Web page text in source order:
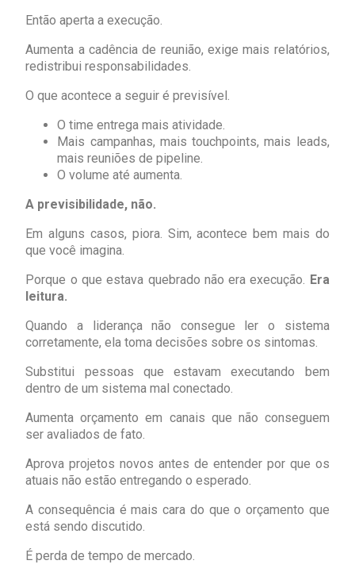
Então aperta a execução.
Aumenta a cadência de reunião, exige mais relatórios,
redistribui responsabilidades.
O que acontece a seguir é previsível.
O time entrega mais atividade.
Mais campanhas, mais touchpoints, mais leads,
mais reuniões de pipeline.
O volume até aumenta.
A previsibilidade, não.
Em alguns casos, piora. Sim, acontece bem mais do
que você imagina.
Porque o que estava quebrado não era execução. Era
leitura.
Quando a liderança não consegue ler o sistema
corretamente, ela toma decisões sobre os sintomas.
Substitui pessoas que estavam executando bem
dentro de um sistema mal conectado.
Aumenta orçamento em canais que não conseguem
ser avaliados de fato.
Aprova projetos novos antes de entender por que os
atuais não estão entregando o esperado.
A consequência é mais cara do que o orçamento que
está sendo discutido.
É perda de tempo de mercado.